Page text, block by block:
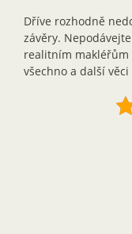
Dříve rozhodně
závěry.
realitním makléřům
všechno a další